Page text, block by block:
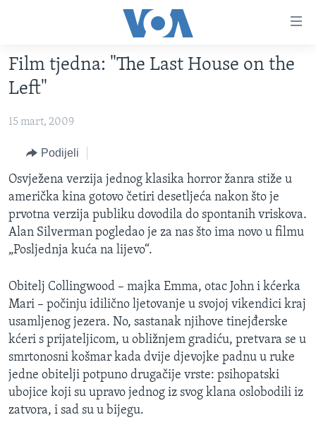
glavni
sadržaj
na
navigaciju
Idi
na
pretragu
TV PROGRAM
FOTOGRAFIJE DANA
VIJESTI
SJEDINJENE AMERIČKE DRŽAVE
BOSNA I HERCEGOVINA
SVIJET
NAUKA I TEHNOLOGIJA
SPECIJALNI PROJEKTI
KORUPCIJA
SLOBODA MEDIJA
ŽENSKA STRANA
IZBJEGLIČKA STRANA
MAGAZIN
O GLASU AMERIKE
Learning English
Film tjedna: "The Last House on the
Left"
15 mart, 2009
Podijeli
Osvježena verzija jednog klasika horror žanra stiže u
američka kina gotovo četiri desetljeća nakon što je
prvotna verzija publiku dovodila do spontanih vriskova.
Alan Silverman pogledao je za nas što ima novo u filmu
„Posljednja kuća na lijevo“.
Obitelj Collingwood – majka Emma, otac John i kćerka
Mari – počinju idilično ljetovanje u svojoj vikendici kraj
usamljenog jezera. No, sastanak njihove tinejđerske
kćeri s prijateljicom, u obližnjem gradiću, pretvara se u
smrtonosni košmar kada dvije djevojke padnu u ruke
jedne obitelji potpuno drugačije vrste: psihopatski
ubojice koji su upravo jednog iz svog klana oslobodili iz
zatvora, i sad su u bijegu.